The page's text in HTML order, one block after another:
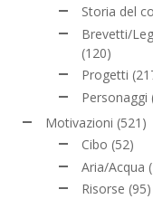
Storia del
Brevetti/
(120)
Progetti
Personaggi
Motivazioni (521)
Cibo (52)
Aria/Acqua
Risorse (95)